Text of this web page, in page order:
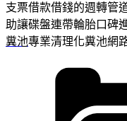
支票借款借錢的週轉管
助讓碟盤連帶輪胎口碑
糞池專業清理化糞池網